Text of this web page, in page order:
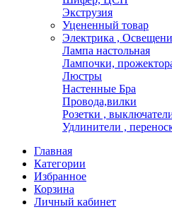
Экструзия
Уцененный товар
Электрика ,
Лампа настольная
Лампочки,
Люстры
Настенные Бра
Провода,вилки
Розетки ,
Удлинители ,
Главная
Категории
Избранное
Корзина
Личный кабинет